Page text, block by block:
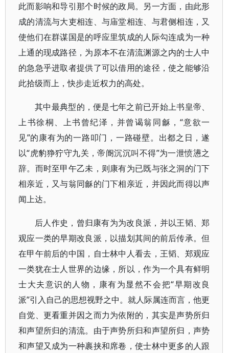
此而影响和导引那个时候的政局。另一方面，由此形
成的清流与大吏相连、与庙堂相连、与君侧相连，又
使他们在群谋国是的呼应里筑成的人际勾连成为一种
上通的现成路径，为原本不在清流渊源之内的士人中
的急急乎进取者提供了可以借用的途径，使之能够沿
此拾级而上，快步走近权力的高处。
其中最典型的，便是七年之前已开始上书皇帝、
上书徐桐、上书曾纪泽，并曾谒翁同龢，“意欲一
见”的康有为的一路叩门，一路碰壁。出都之日，遂
以“虎豹狰狞守九关，帝阍沉沉叫不得”为一泄愤懑之
辞。而时至甲午乙未，则康有为已既与张之洞的门下
相亲近，又与翁同龢的门下相亲近，并因此而得以声
闻上达。
后人作史，曾归康有为为改良派，并以王韬、郑
观应一类的早期改良派，以描划其间的前后传承。但
在甲午前后的中国，自士林中人看去，王韬、郑观应
一类犹在士人世界的边缘，所以，作为一个具有鲜明
士大夫意识的人物，康有为显然不会把“早期改良
派”引入自己的思想视野之中。就人际属连而言，他更
自觉、更看重并因之而力为依附的，其实是声势所归
和声望所归的清流。由于声势所归和声望所归，声势
和声望又成为一种裹挟和席卷，使士林中更多的人跟